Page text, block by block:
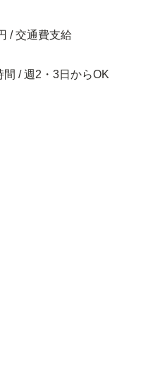
/ 交通費支給
間 / 週2・3日からOK